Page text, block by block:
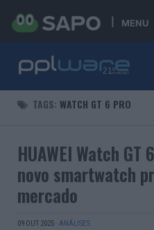
MENU
TAGS: WATCH GT 6 PRO
HUAWEI Watch
novo smartwatch
mercado
09 OUT 2025 · ANÁLISES